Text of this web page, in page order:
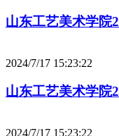
山东工艺美术学院
2024/7/17 15:23:22
山东工艺美术学院
2024/7/17 15:23:22